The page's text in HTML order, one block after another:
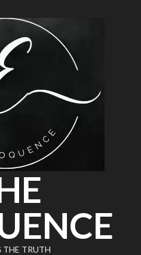
THE TRUTH